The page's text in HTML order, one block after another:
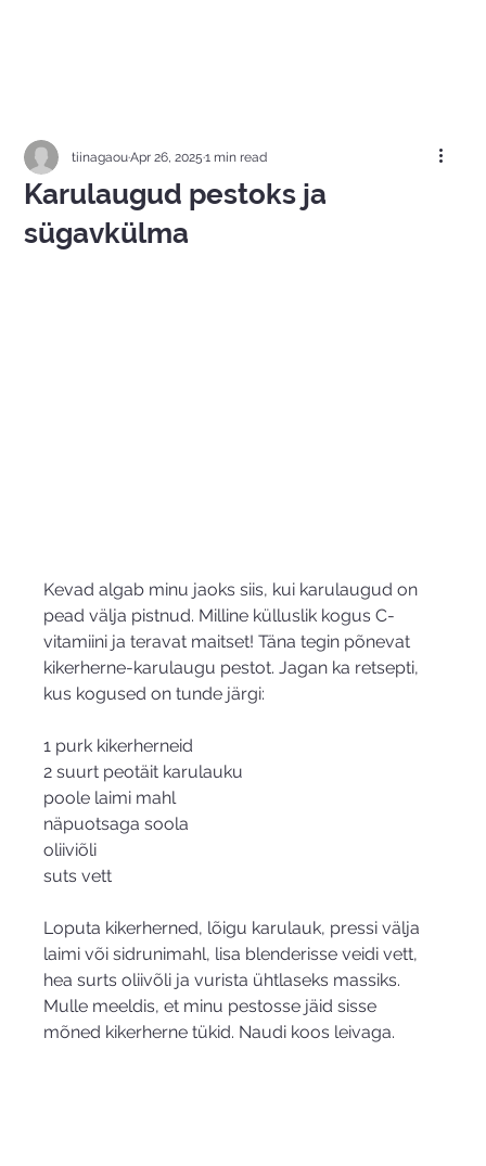
Karulaugud pestoks ja
sügavkülma
tiinagaouApr 26, 20251 min read
Kevad algab minu jaoks siis, kui karulaugud on
pead välja pistnud. Milline külluslik kogus C-
vitamiini ja teravat maitset! Täna tegin põnevat
kikerherne-karulaugu pestot. Jagan ka retsepti,
kus kogused on tunde järgi:
1 purk kikerherneid
2 suurt peotäit karulauku
poole laimi mahl
näpuotsaga soola
oliiviõli
suts vett
Loputa kikerherned, lõigu karulauk, pressi välja
laimi või sidrunimahl, lisa blenderisse veidi vett,
hea surts oliivõli ja vurista ühtlaseks massiks.
Mulle meeldis, et minu pestosse jäid sisse
mõned kikerherne tükid. Naudi koos leivaga.